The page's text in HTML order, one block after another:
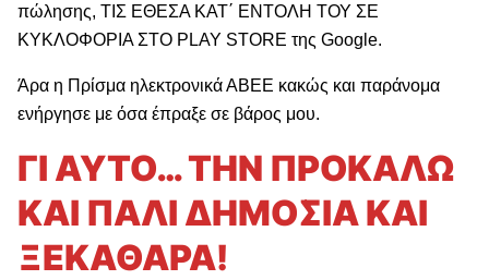
πώλησης, ΤΙΣ ΕΘΕΣΑ ΚΑΤ΄ ΕΝΤΟΛΗ ΤΟΥ ΣΕ
ΚΥΚΛΟΦΟΡΙΑ ΣΤΟ PLAY STORE της Google.
Άρα η Πρίσμα ηλεκτρονικά ΑΒΕΕ κακώς και παράνομα
ενήργησε με όσα έπραξε σε βάρος μου.
ΓΙ ΑΥΤΟ… ΤΗΝ ΠΡΟΚΑΛΩ
ΚΑΙ ΠΑΛΙ ΔΗΜΟΣΙΑ ΚΑΙ
ΞΕΚΑΘΑΡΑ!